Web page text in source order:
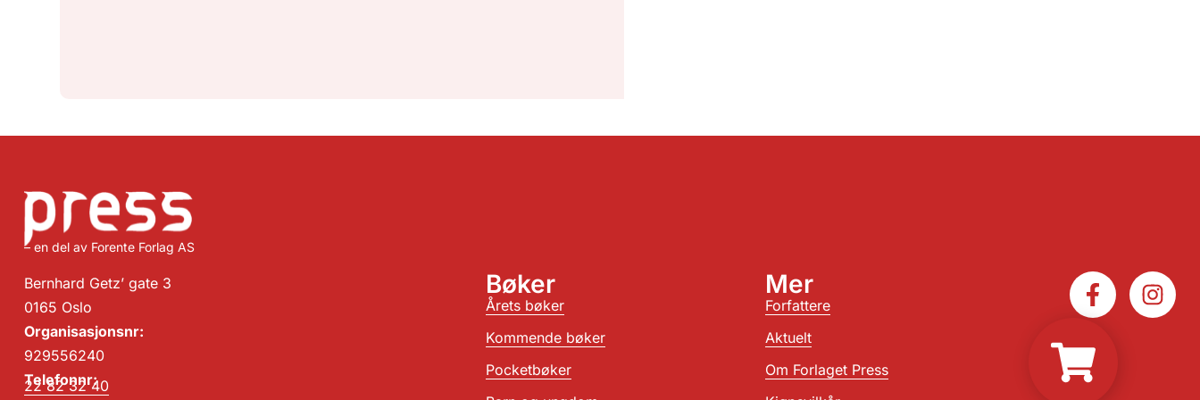
– en del av Forente Forlag AS
Bernhard Getz’ gate 3
0165 Oslo
Organisasjonsnr:
929556240
Telefonnr:
22 82 32 40
Bøker
Årets bøker
Kommende bøker
Pocketbøker
Mer
Forfattere
Aktuelt
Om Forlaget Press